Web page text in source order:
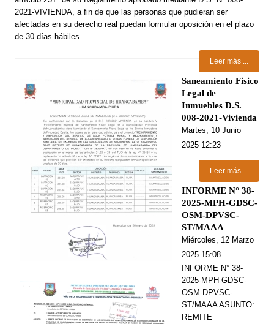
2021-VIVIENDA, a fin de que las personas que pudieran ser
afectadas en su derecho real puedan formular oposición en el plazo
de 30 días hábiles.
Leer más ...
Saneamiento Fisico
Legal de
Inmuebles D.S.
008-2021-Vivienda
Martes, 10 Junio
2025 12:23
Leer más ...
INFORME N° 38-
2025-MPH-GDSC-
OSM-DPVSC-
ST/MAAA
Miércoles, 12 Marzo
2025 15:08
INFORME N° 38-
2025-MPH-GDSC-
OSM-DPVSC-
ST/MAAA ASUNTO:
REMITE